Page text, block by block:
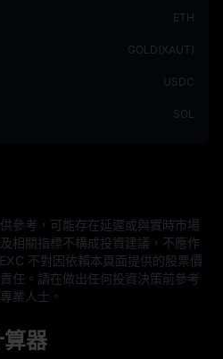
ETH
GOLD(XAUT)
USDC
SOL
參考，可能存在延遲或與實時市場
相關指標不構成投資建議，不應作
不對因依賴本頁面提供的股票價
任。請在做出任何投資決策前參考
業人士。
器